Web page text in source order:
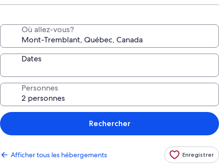
Où allez-vous?
Dates
Personnes
Rechercher
Afficher tous les hébergements Enregistrer